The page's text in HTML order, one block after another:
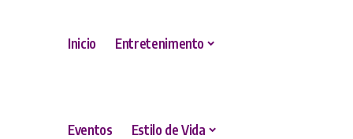
Inicio Entretenimento
Eventos Estilo de Vida